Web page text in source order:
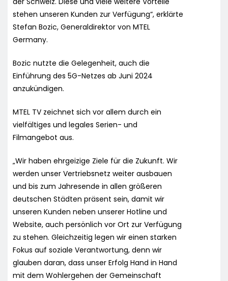
stehen unseren Kunden zur Verfügung“, erklärte
Stefan Bozic, Generaldirektor von MTEL
Germany.
Bozic nutzte die Gelegenheit, auch die
Einführung des 5G-Netzes ab Juni 2024
anzukündigen.
MTEL TV zeichnet sich vor allem durch ein
vielfältiges und legales Serien- und
Filmangebot aus.
„Wir haben ehrgeizige Ziele für die Zukunft. Wir
werden unser Vertriebsnetz weiter ausbauen
und bis zum Jahresende in allen größeren
deutschen Städten präsent sein, damit wir
unseren Kunden neben unserer Hotline und
Website, auch persönlich vor Ort zur Verfügung
zu stehen. Gleichzeitig legen wir einen starken
Fokus auf soziale Verantwortung, denn wir
glauben daran, dass unser Erfolg Hand in Hand
mit dem Wohlergehen der Gemeinschaft